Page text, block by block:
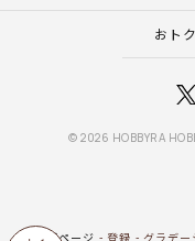
おト
© 2026 HOBBYRA
トップページ 登録 グラデー